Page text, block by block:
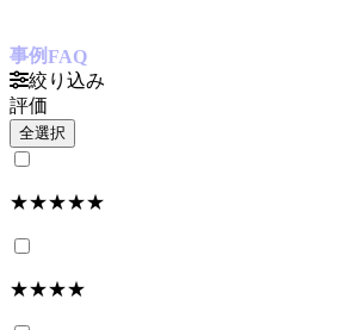
事例FAQ
絞り込み
評価
全選択
★★★★★
★★★★